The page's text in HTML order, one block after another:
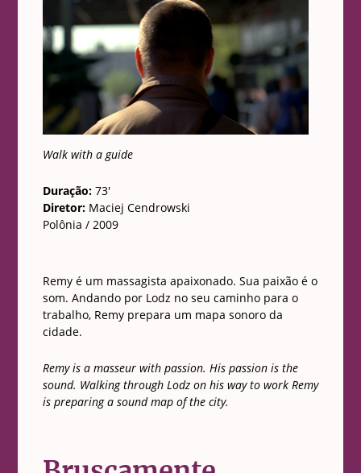
Walk with a guide
Duração: 73′
Diretor: Maciej Cendrowski
Polônia / 2009
Remy é um massagista apaixonado. Sua paixão é o
som. Andando por Lodz no seu caminho para o
trabalho, Remy prepara um mapa sonoro da
cidade.
Remy is a masseur with passion. His passion is the
sound. Walking through Lodz on his way to work Remy
is preparing a sound map of the city.